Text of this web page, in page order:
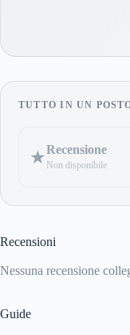
TUTTO IN UN
★Recensione
Non disponibile
Recensioni
Nessuna recensione
Guide